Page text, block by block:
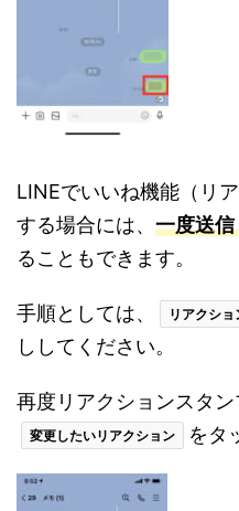
LINEでいいね機能（リ
する場合には、 一度送
ることもできます。
手順としては、 リアクシ
ししてください。
再度リアクションスタン
変更したいリアクション をタ